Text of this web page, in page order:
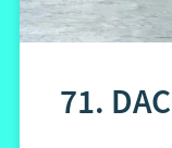
71.